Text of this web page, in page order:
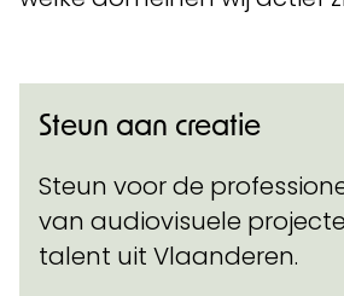
Steun aan creatie
Steun voor de
van audiovisuele
talent uit Vlaanderen.